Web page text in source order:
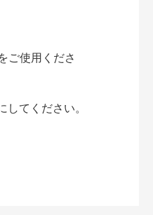
ご使用くださ
てください。